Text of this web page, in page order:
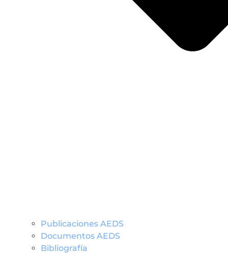
Publicaciones AEDS
Documentos AEDS
Bibliografía